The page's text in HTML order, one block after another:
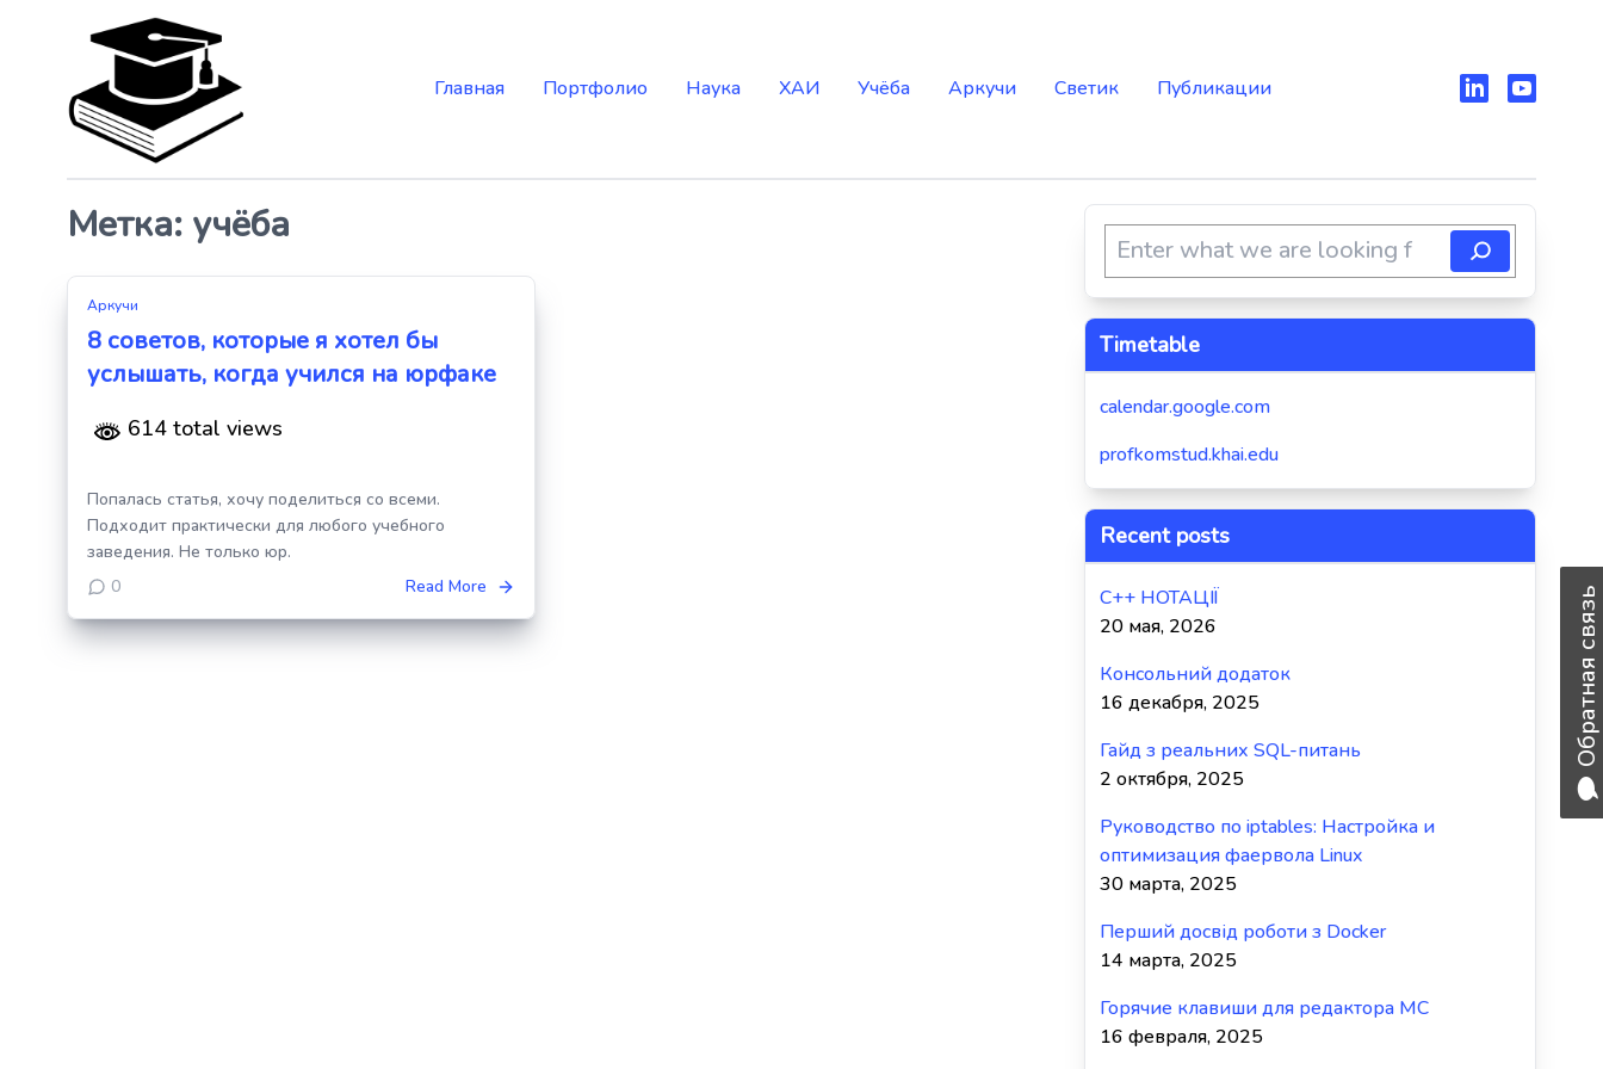
Skip
to
Главная Портфолио Наука ХАИ Учёба Аркучи Светик Публикации
Метка: учёба
Аркучи
8 советов, которые я хотел бы
услышать, когда учился на юрфаке
614 total views
Попалась статья, хочу поделиться со всеми.
Подходит практически для любого учебного
заведения. Не только юр.
0
Read More
Timetable
calendar.google.com
profkomstud.khai.edu
Recent posts
C++ НОТАЦІЇ
20 мая, 2026
Консольний додаток
16 декабря, 2025
Гайд з реальних SQL-питань
2 октября, 2025
Руководство по iptables: Настройка и
оптимизация фаервола Linux
30 марта, 2025
Перший досвід роботи з Docker
14 марта, 2025
Горячие клавиши для редактора MC
16 февраля, 2025
Обратная связь